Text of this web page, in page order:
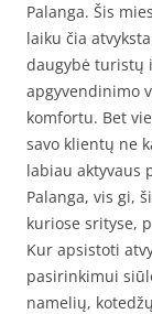
Palanga. Šis
laiku čia
daugybė turistų
apgyvendinimo
komfortu. Bet
savo klientų ne
labiau aktyvaus
Palanga, vis gi,
kuriose srityse,
Kur apsistoti
pasirinkimui
namelių,